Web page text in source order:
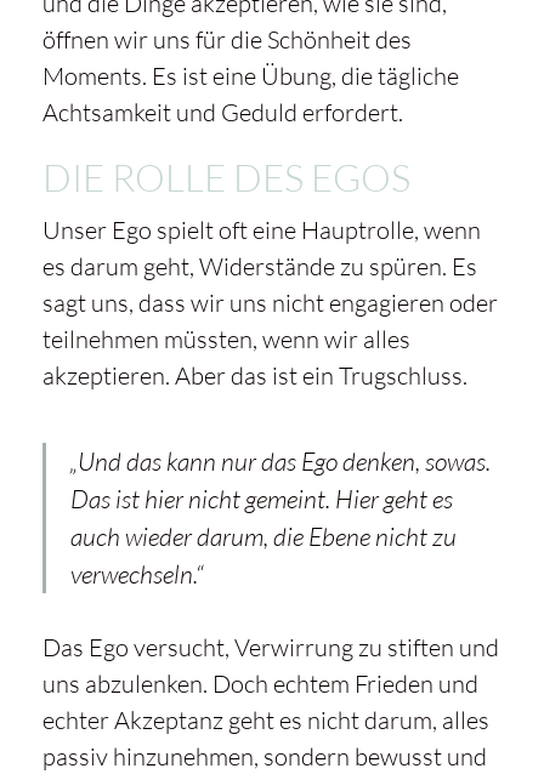
öffnen wir uns für die Schönheit des
Moments. Es ist eine Übung, die tägliche
Achtsamkeit und Geduld erfordert.
DIE ROLLE DES EGOS
Unser Ego spielt oft eine Hauptrolle, wenn
es darum geht, Widerstände zu spüren. Es
sagt uns, dass wir uns nicht engagieren oder
teilnehmen müssten, wenn wir alles
akzeptieren. Aber das ist ein Trugschluss.
„Und das kann nur das Ego denken, sowas.
Das ist hier nicht gemeint. Hier geht es
auch wieder darum, die Ebene nicht zu
verwechseln.“
Das Ego versucht, Verwirrung zu stiften und
uns abzulenken. Doch echtem Frieden und
echter Akzeptanz geht es nicht darum, alles
passiv hinzunehmen, sondern bewusst und